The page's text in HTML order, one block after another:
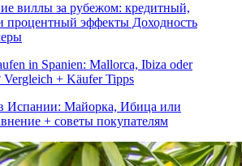
виллы за рубежом: кредитный,
процентный эффекты Доходность
Испании: Майорка, Ибица или
+ советы покупателям